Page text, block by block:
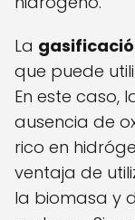
La
que puede
En este caso,
ausencia de
rico en
ventaja de
la biomasa y